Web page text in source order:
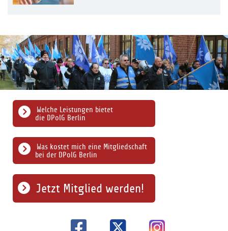
Was kostet mich eine Mitgliedschaft
bei der DPolG Berlin
Welche Leistungen bietet
die DPolG Berlin
Jetzt Mitglied werden!